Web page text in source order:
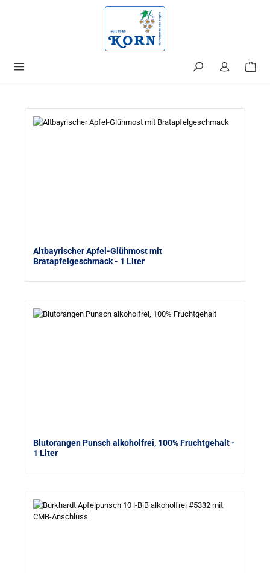
Altbayrischer Apfel-Glühmost mit
Bratapfelgeschmack- 1 Liter
Blutorangen Punsch alkoholfrei, 100% Fruchtgehalt-
1 Liter